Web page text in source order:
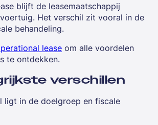
blijft de leasemaatschappij
Het verschil zit vooral in de
behandeling.
lease om alle voordelen
te ontdekken.
verschillen
ligt in de doelgroep en fiscale